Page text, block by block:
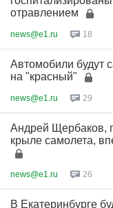
отравлением
news@e1.ru 18
Автомобили будут
на "красный"
news@e1.ru 29
Андрей Щербаков,
крыле самолета,
news@e1.ru 26
В Екатеринбурге